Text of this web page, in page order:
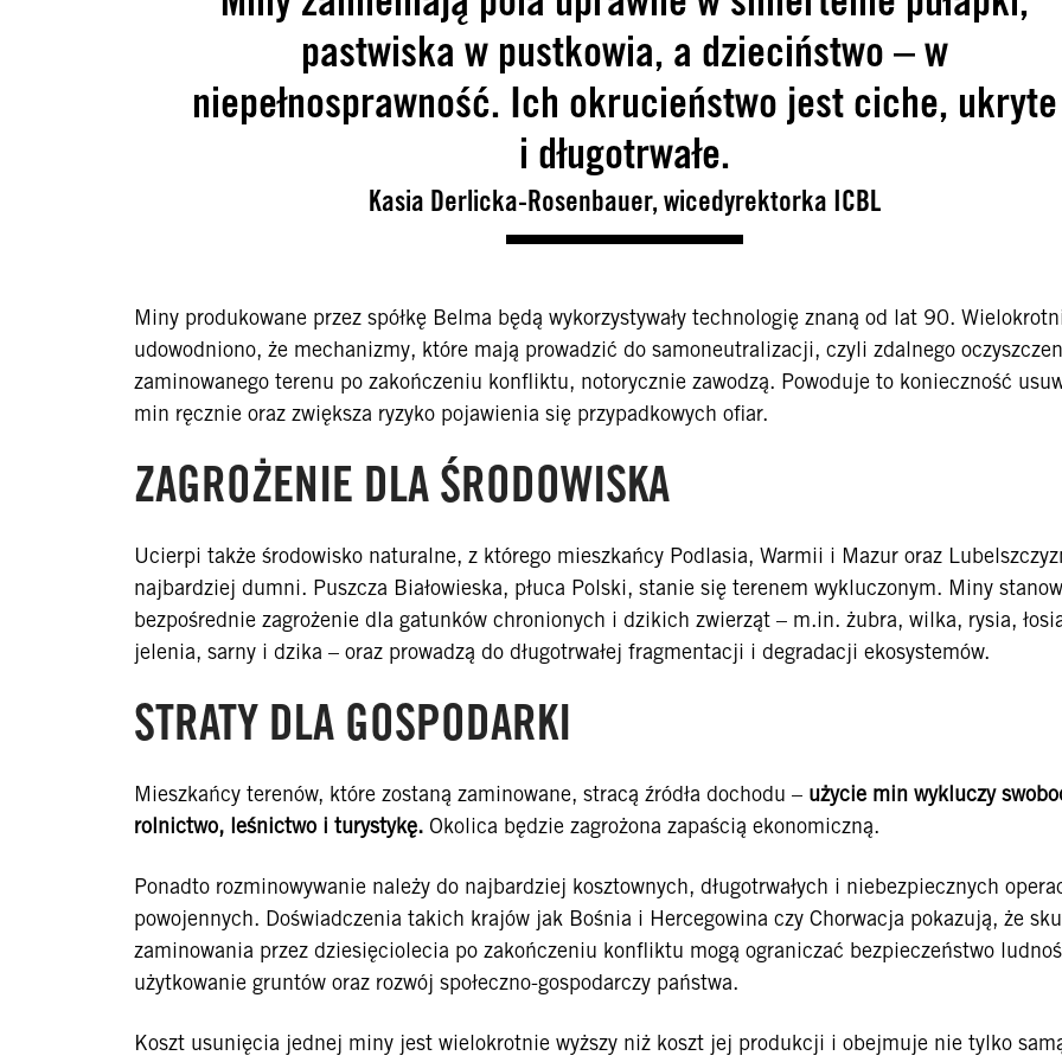
pastwiska w pustkowia, a dzieciństwo – w
niepełnosprawność. Ich okrucieństwo jest ciche, ukryte
i długotrwałe.
Kasia Derlicka-Rosenbauer, wicedyrektorka ICBL
Miny produkowane przez spółkę Belma będą wykorzystywały technologię znaną od lat 90.
udowodniono, że mechanizmy, które mają prowadzić do samoneutralizacji, czyli zdalnego
zaminowanego terenu po zakończeniu konfliktu, notorycznie zawodzą. Powoduje to konieczność
min ręcznie oraz zwiększa ryzyko pojawienia się przypadkowych ofiar.
ZAGROŻENIE DLA ŚRODOWISKA
Ucierpi także środowisko naturalne, z którego mieszkańcy Podlasia, Warmii i Mazur oraz
najbardziej dumni. Puszcza Białowieska, płuca Polski, stanie się terenem wykluczonym. Miny
bezpośrednie zagrożenie dla gatunków chronionych i dzikich zwierząt – m.in. żubra, wilka, rysia,
jelenia, sarny i dzika – oraz prowadzą do długotrwałej fragmentacji i degradacji ekosystemów.
STRATY DLA GOSPODARKI
Mieszkańcy terenów, które zostaną zaminowane, stracą źródła dochodu – użycie min wykluczy
rolnictwo, leśnictwo i turystykę. Okolica będzie zagrożona zapaścią ekonomiczną.
Ponadto rozminowywanie należy do najbardziej kosztownych, długotrwałych i niebezpiecznych
powojennych. Doświadczenia takich krajów jak Bośnia i Hercegowina czy Chorwacja pokazują, że
zaminowania przez dziesięciolecia po zakończeniu konfliktu mogą ograniczać bezpieczeństwo
użytkowanie gruntów oraz rozwój społeczno-gospodarczy państwa.
Koszt usunięcia jednej miny jest wielokrotnie wyższy niż koszt jej produkcji i obejmuje nie tylko